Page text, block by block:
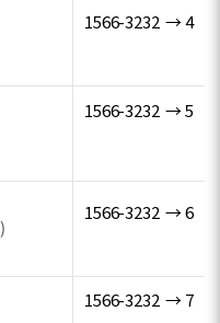
1566-3232 → 4
1566-3232 → 5
1566-3232 → 6
1566-3232 → 7